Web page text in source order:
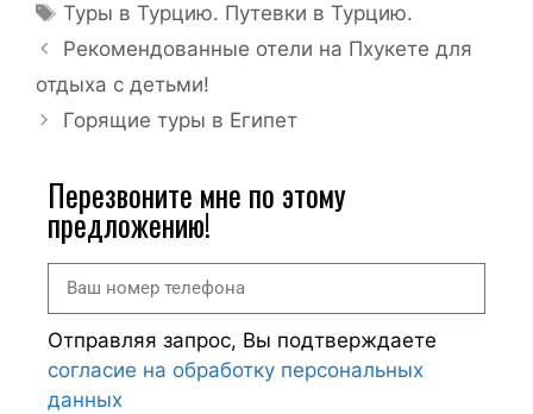
Туры в Турцию. Путевки в Турцию.
Рекомендованные отели на Пхукете для
отдыха с детьми!
Горящие туры в Египет
Перезвоните мне по этому
предложению!
Отправляя запрос, Вы подтверждаете
согласие на обработку персональных
данных